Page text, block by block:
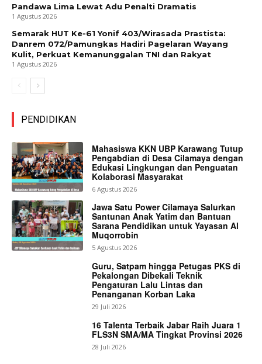
Pandawa Lima Lewat Adu Penalti Dramatis
1 Agustus 2026
Semarak HUT Ke-61 Yonif 403/Wirasada Prastista:
Danrem 072/Pamungkas Hadiri Pagelaran Wayang
Kulit, Perkuat Kemanunggalan TNI dan Rakyat
1 Agustus 2026
PENDIDIKAN
Mahasiswa KKN UBP Karawang Tutup
Pengabdian di Desa Cilamaya dengan
Edukasi Lingkungan dan Penguatan
Kolaborasi Masyarakat
6 Agustus 2026
Jawa Satu Power Cilamaya Salurkan
Santunan Anak Yatim dan Bantuan
Sarana Pendidikan untuk Yayasan Al
Muqorrobin
5 Agustus 2026
Guru, Satpam hingga Petugas PKS di
Pekalongan Dibekali Teknik
Pengaturan Lalu Lintas dan
Penanganan Korban Laka
29 Juli 2026
16 Talenta Terbaik Jabar Raih Juara 1
FLS3N SMA/MA Tingkat Provinsi 2026
28 Juli 2026